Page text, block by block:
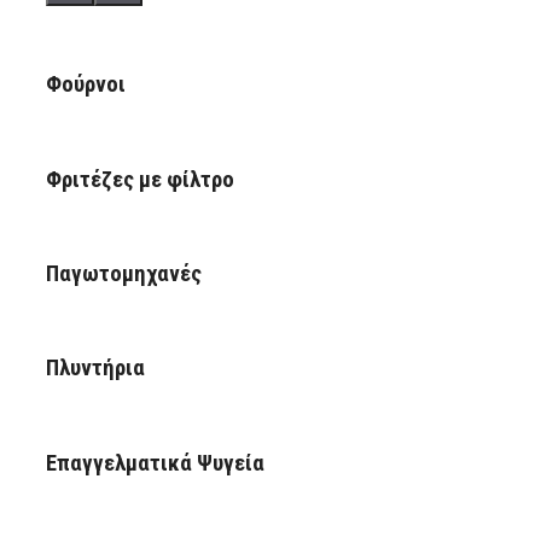
Φούρνοι
Φριτέζες με φίλτρο
Παγωτομηχανές
Πλυντήρια
Επαγγελματικά Ψυγεία